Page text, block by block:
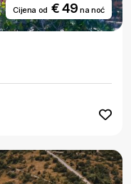
Cijena od € 49na noć